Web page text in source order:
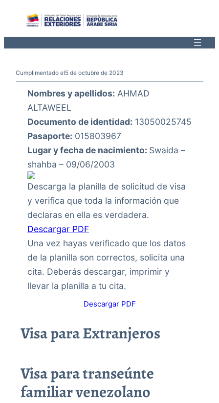
Cumplimentado el5 de octubre de 2023
Nombres y apellidos: AHMAD
ALTAWEEL
Documento de identidad: 13050025745
Pasaporte: 015803967
Lugar y fecha de nacimiento: Swaida –
shahba – 09/06/2003
Descarga la planilla de solicitud de visa
y verifica que toda la información que
declaras en ella es verdadera.
Descargar PDF
Una vez hayas verificado que los datos
de la planilla son correctos, solicita una
cita. Deberás descargar, imprimir y
llevar la planilla a tu cita.
Descargar PDF
Visa para Extranjeros
Visa para transeúnte
familiar venezolano